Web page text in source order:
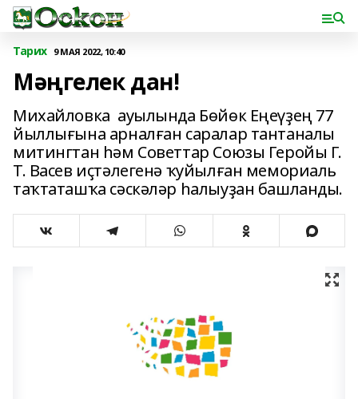
Тарих 9 МАЯ 2022, 10:40
Мәңгелек дан!
Михайловка ауылында Бөйөк Еңеүҙең 77
йыллығына арналған саралар тантаналы
митингтан һәм Советтар Союзы Геройы Г.
Т. Васев иҫтәлегенә ҡуйылған мемориаль
таҡтаташҡа сәскәләр һалыуҙан башланды.